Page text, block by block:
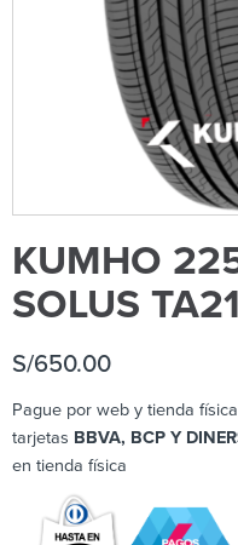
KUMHO
SOLUS TA21
S/650.00
Pague por web y tienda
tarjetas BBVA, BCP Y
en tienda física